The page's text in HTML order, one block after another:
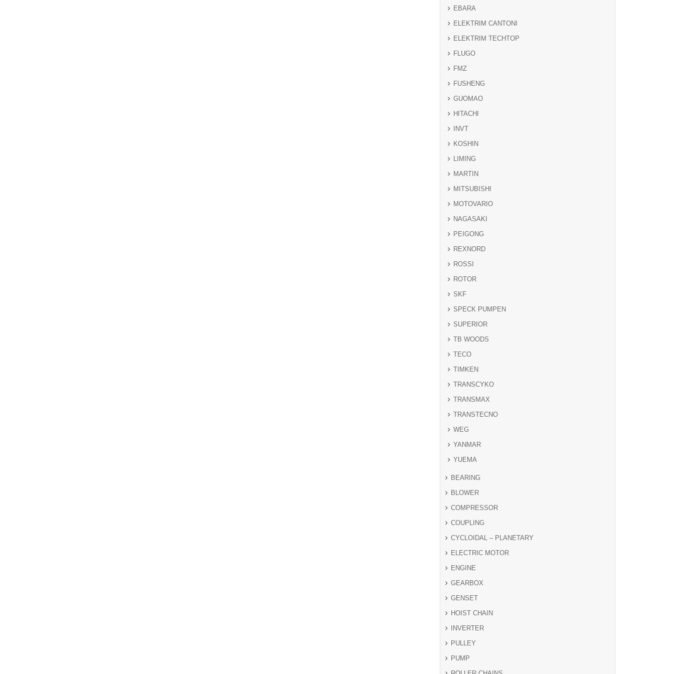
EBARA
ELEKTRIM CANTONI
ELEKTRIM TECHTOP
FLUGO
FMZ
FUSHENG
GUOMAO
HITACHI
INVT
KOSHIN
LIMING
MARTIN
MITSUBISHI
MOTOVARIO
NAGASAKI
PEIGONG
REXNORD
ROSSI
ROTOR
SKF
SPECK PUMPEN
SUPERIOR
TB WOODS
TECO
TIMKEN
TRANSCYKO
TRANSMAX
TRANSTECNO
WEG
YANMAR
YUEMA
BEARING
BLOWER
COMPRESSOR
COUPLING
CYCLOIDAL – PLANETARY
ELECTRIC MOTOR
ENGINE
GEARBOX
GENSET
HOIST CHAIN
INVERTER
PULLEY
PUMP